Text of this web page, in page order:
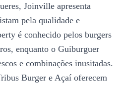
Joinville apresenta
pela qualidade e
é conhecido pelos burgers
enquanto o Guiburguer
e combinações inusitadas.
Burger e Açaí oferecem